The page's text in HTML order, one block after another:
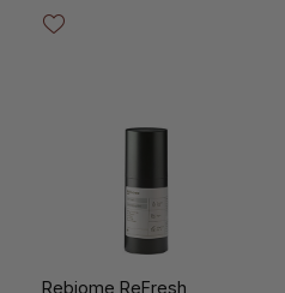
Rebiome ReFresh